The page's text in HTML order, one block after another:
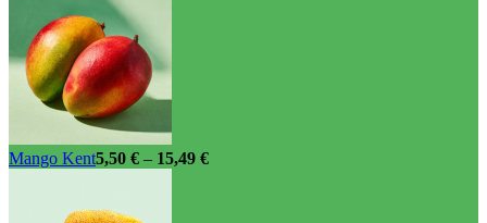
Mango Kent5,50 € – 15,49 €